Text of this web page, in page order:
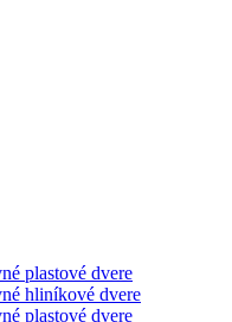
plastové dvere
hliníkové dvere
plastové dvere